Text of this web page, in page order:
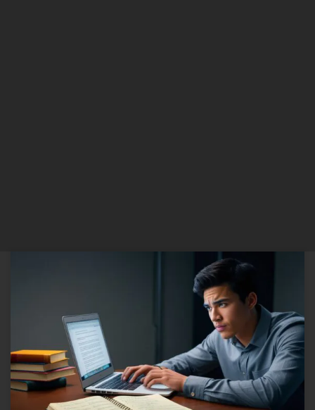
Aqui está uma lista de elementos de coesão ( Conectivos) para TCC,
redação e teses. Organizados em categorias, com exemplos de uso
em textos acadêmicos. 1. Conjunções Aditivas Esses elementos são
usados para adicionar ideias ou informações. 2. Conjunções
Adversativas Introduzem uma ideia que contrasta com a anterior. 3.
Conjunções […]